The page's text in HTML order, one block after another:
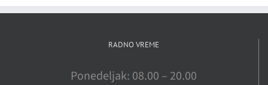
RADNO VREME
Ponedeljak: 08.00 – 20.00